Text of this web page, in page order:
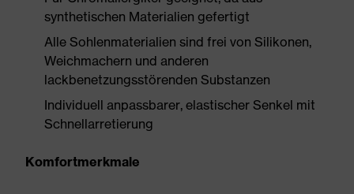
synthetischen Materialien gefertigt
Alle Sohlenmaterialien sind frei von Silikonen,
Weichmachern und anderen
lackbenetzungsstörenden Substanzen
Individuell anpassbarer, elastischer Senkel mit
Schnellarretierung
Komfortmerkmale